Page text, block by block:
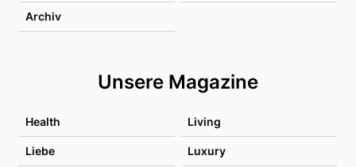
Archiv
Unsere Magazine
Health Living
Liebe Luxury